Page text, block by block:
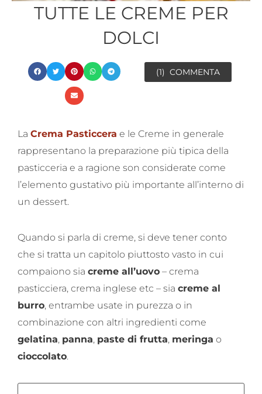
TUTTE LE CREME PER
DOLCI
(1) COMMENTA
La Crema Pasticcera e le Creme in generale
rappresentano la preparazione più tipica della
pasticceria e a ragione son considerate come
l’elemento gustativo più importante all’interno di
un dessert.
Quando si parla di creme, si deve tener conto
che si tratta un capitolo piuttosto vasto in cui
compaiono sia creme all’uovo – crema
pasticciera, crema inglese etc – sia creme al
burro, entrambe usate in purezza o in
combinazione con altri ingredienti come
gelatina, panna, paste di frutta, meringa o
cioccolato.